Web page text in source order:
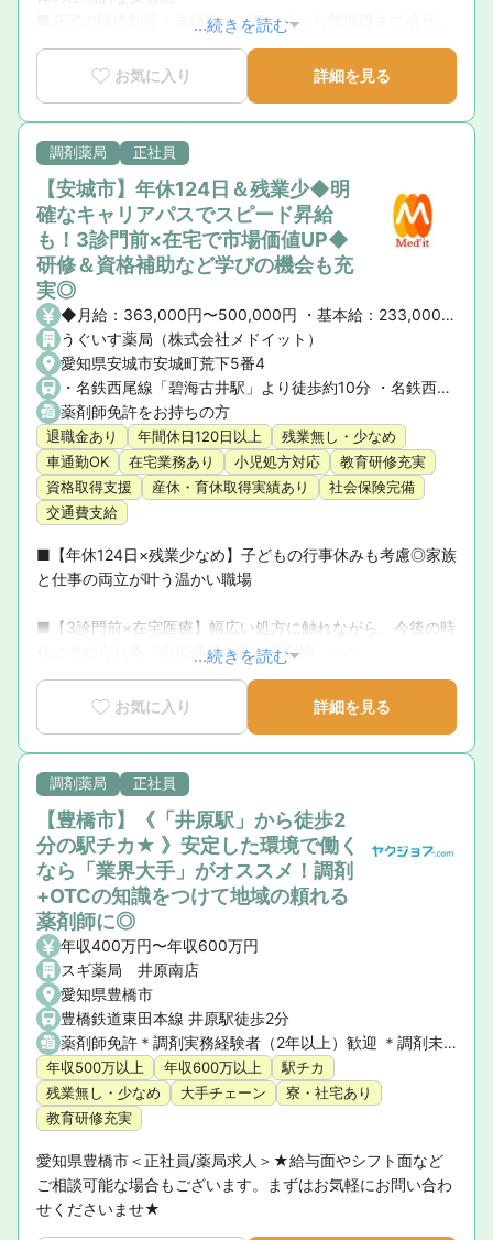
■充実の研修制度｜未経験・ブランクから管理職まで成長を
徹底サポート
■育休復帰率100％！｜ライフステージの変化に寄り添う手
厚いサポート体制
■新卒3年定着率95.5％｜「社員が転職活動をしなくていい
環境」を追求した実績
...続きを読む
お気に入り 詳細を見る
調剤薬局 正社員
【安城市】年休124日＆残業少◆明
確なキャリアパスでスピード昇給
も！3診門前×在宅で市場価値UP◆
研修＆資格補助など学びの機会も充
実◎
◆月給：363,000円〜500,000円 ・基本給：233,000円 ・薬剤師手当：60,000円 ・職能手当5,000～100,000円 ・能力給65,000円～ その他各種資格手当 ◆年俸制：435万～600万円 ・昇給昇格 年1回 ・固定残業代なし
うぐいす薬局（株式会社メドイット）
愛知県安城市安城町荒下5番4
・名鉄西尾線「碧海古井駅」より徒歩約10分 ・名鉄西尾線「南安城駅」より徒歩約17分 ★マイカー通勤OK！
薬剤師免許をお持ちの方
退職金あり 年間休日120日以上
残業無し・少なめ
車通勤OK
在宅業務あり 小児処方対応
教育研修充実
資格取得支援
産休・育休取得実績あり
社会保険完備
交通費支給
■【年休124日×残業少なめ】子どもの行事休みも考慮◎家族
と仕事の両立が叶う温かい職場
■【3診門前×在宅医療】幅広い処方に触れながら、今後の時
代に求められる「市場価値の高い薬剤師」へ！
■【全額会社補助＆豊富な研修】初任者からドクター講義、
サプリ・漢方の資格取得まで学びの環境が充実！
■【明確なキャリアパス】1級～8級の評価軸で、頑張りがス
ピーディーかつ着実に給与へ直結！
...続きを読む
お気に入り 詳細を見る
調剤薬局 正社員
【豊橋市】《「井原駅」から徒歩2
分の駅チカ★ 》安定した環境で働く
なら「業界大手」がオススメ！調剤
+OTCの知識をつけて地域の頼れる
薬剤師に◎
年収400万円〜年収600万円
スギ薬局 井原南店
愛知県豊橋市
豊橋鉄道東田本線 井原駅徒歩2分
薬剤師免許＊調剤実務経験者（2年以上）歓迎 ＊調剤未経験の方もご相談ください
年収500万以上 年収600万以上
駅チカ
残業無し・少なめ
大手チェーン
寮・社宅あり
教育研修充実
愛知県豊橋市＜正社員/薬局求人＞★給与面やシフト面など
ご相談可能な場合もございます。まずはお気軽にお問い合わ
せくださいませ★